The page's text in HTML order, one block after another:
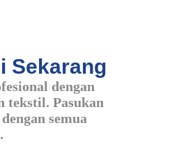
Sekarang
dengan
tekstil. Pasukan
semua